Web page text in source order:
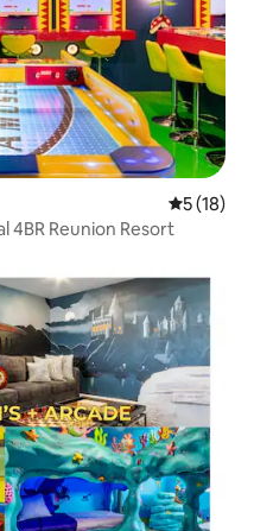
5 de uma
5 (18)
4BR Reunion Resort
hóspedes